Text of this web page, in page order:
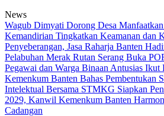
News
Wagub Dimyati Dorong Desa
Kemandirian Tingkatkan Keamanan dan
Penyeberangan, Jasa Raharja Banten
Pelabuhan Merak Rutan Serang Buka
Pegawai dan Warga Binaan Antusias Ikut
Kemenkum Banten Bahas Pembentukan
Intelektual Bersama STMKG Siapkan
2029, Kanwil Kemenkum Banten
Cadangan